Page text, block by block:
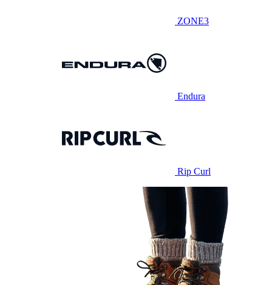
ZONE3
Endura
Rip Curl